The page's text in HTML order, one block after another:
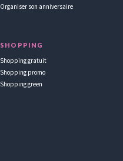
Organiser son anniversaire
SHOPPING
Shopping gratuit
Shopping promo
Shopping green